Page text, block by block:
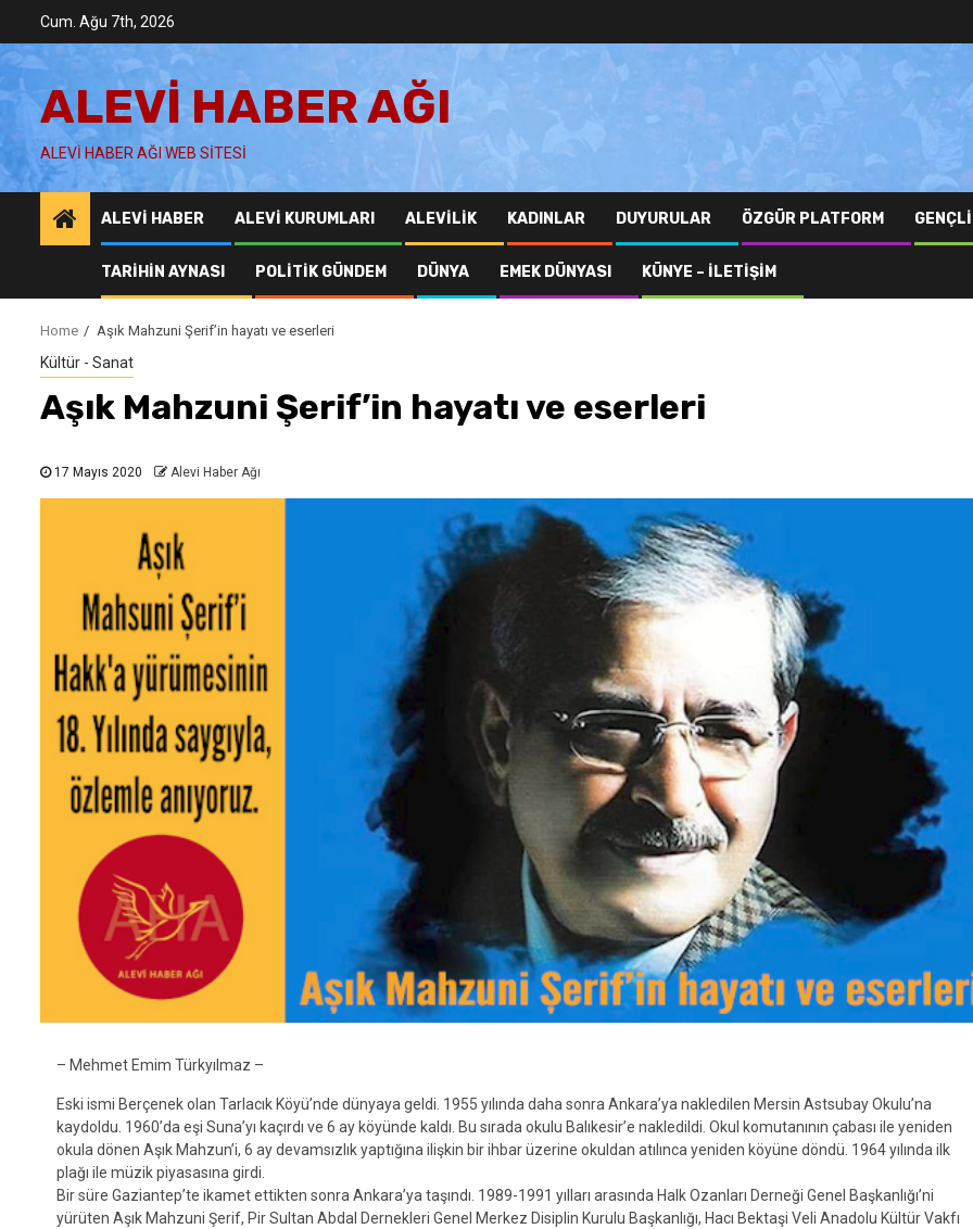
content
Cum. Ağu 7th, 2026
ALEVI HABER AĞI
ALEVI HABER AĞI WEB SITESI
ALEVI HABER ALEVI KURUMLARI ALEVILIK KADINLAR DUYURULAR ÖZGÜR PLATFORM
TARIHIN AYNASI POLITIK GÜNDEM DÜNYA EMEK DÜNYASI KÜNYE – İLETIŞIM
Home Aşık Mahzuni Şerif’in hayatı ve eserleri
Kültür - Sanat
Aşık Mahzuni Şerif’in hayatı ve eserleri
17 Mayıs 2020 Alevi Haber Ağı
– Mehmet Emim Türkyılmaz –
Eski ismi Berçenek olan Tarlacık Köyü’nde dünyaya geldi. 1955 yılında daha sonra Ankara’ya nakledilen Mersin Astsubay Okulu’na
kaydoldu. 1960’da eşi Suna’yı kaçırdı ve 6 ay köyünde kaldı. Bu sırada okulu Balıkesir’e nakledildi. Okul komutanının çabası ile yeniden
okula dönen Aşık Mahzun’i, 6 ay devamsızlık yaptığına ilişkin bir ihbar üzerine okuldan atılınca yeniden köyüne döndü. 1964 yılında ilk
plağı ile müzik piyasasına girdi.
Bir süre Gaziantep’te ikamet ettikten sonra Ankara’ya taşındı. 1989-1991 yılları arasında Halk Ozanları Derneği Genel Başkanlığı’ni
yürüten Aşık Mahzuni Şerif, Pir Sultan Abdal Dernekleri Genel Merkez Disiplin Kurulu Başkanlığı, Hacı Bektaşi Veli Anadolu Kültür Vakfı